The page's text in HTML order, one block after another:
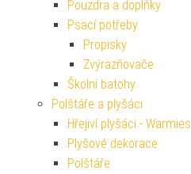
Pouzdra a doplňky
Psací potřeby
Propisky
Zvýrazňovače
Školní batohy
Polštáře a plyšáci
Hřejiví plyšáci - Warmies
Plyšové dekorace
Polštáře